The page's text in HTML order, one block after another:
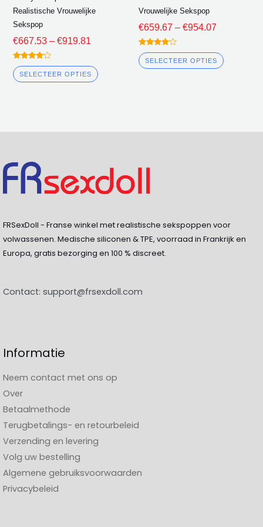
Realistische Vrouwelijke
Sekspop
€667.53 – €919.81
gewaardeerd
4.00
uit 5
SELECTEER OPTIES
productpagina
Vrouwelijke Sekspop
€659.67 – €954.07
gewaardeerd
4.00
uit 5
SELECTEER OPTIES
FRSexDoll - Franse winkel met realistische sekspoppen voor
volwassenen. Medische siliconen & TPE, voorraad in Frankrijk en
Europa, gratis bezorging en 100 % discreet.
Contact: support@frsexdoll.com
Informatie
Neem contact met ons op
Over
Betaalmethode
Terugbetalings- en retourbeleid
Verzending en levering
Volg uw bestelling
Algemene gebruiksvoorwaarden
Privacybeleid